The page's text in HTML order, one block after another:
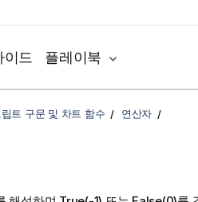
이드 플레이북
트 구문 및 차트 함수 연산자